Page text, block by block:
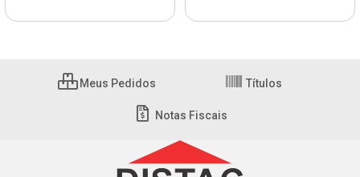
Meus Pedidos Títulos
Notas Fiscais